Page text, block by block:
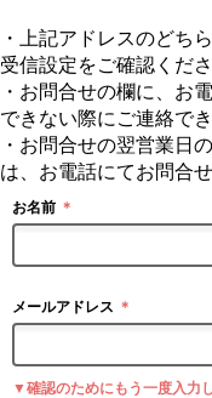
・上記アドレスのどち
受信設定をご確認くださ
・お問合せの欄に、お
できない際にご連絡で
・お問合せの翌営業日
は、お電話にてお問合
お名前 ＊
メールアドレス ＊
▼確認のためにもう一度入力